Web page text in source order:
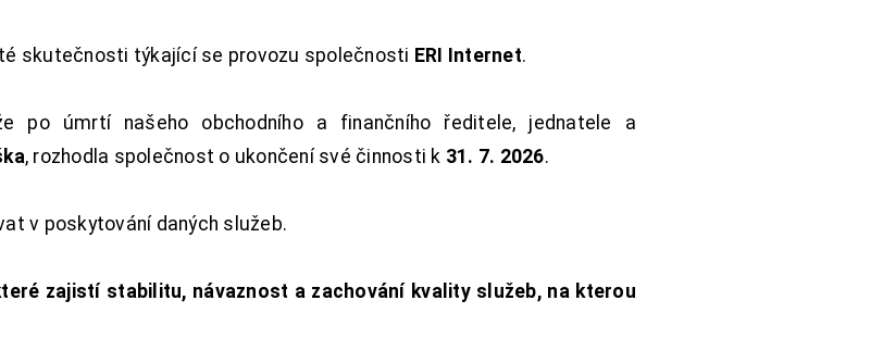
skutečnosti týkající se provozu společnosti ERI Internet.
po úmrtí našeho obchodního a finančního ředitele, jednatele a
, rozhodla společnost o ukončení své činnosti k 31. 7. 2026.
v poskytování daných služeb.
zajistí stabilitu, návaznost a zachování kvality služeb, na kterou